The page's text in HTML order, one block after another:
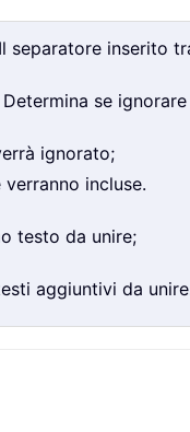
separatore inserito
se
ignorato;
incluse.
testo da unire;
aggiuntivi da